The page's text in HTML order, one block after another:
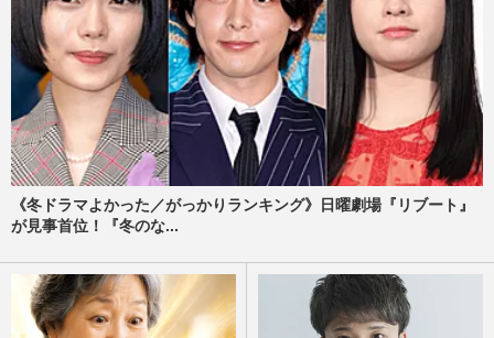
『抱かれたくない男』クロちゃん急上昇に
「それだけ僕にゾクゾクしてるってこと」
週刊女性2019年8月20・27日号 2019/8/15
元SMAPに割って入った手越！『抱かれた
くないジャニーズ』全メンバーを公開
週刊女性2019年8月20・27日号 2019/8/13
キムタク、宮迫、山里の名前も！『抱かれ
たくない男』に選ばれた理不尽な理由
週刊女性2019年8月20・27日号 2019/8/10
《冬ドラマよかった／がっかりランキング》日曜劇場『リブート』
が見事首位！『冬のな...